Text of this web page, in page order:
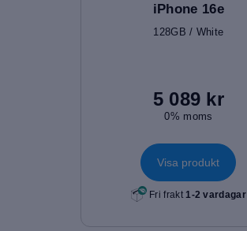
iPhone 16e
128GB / White
5 089 kr
0% moms
Visa produkt
Fri frakt1-2 vardagar